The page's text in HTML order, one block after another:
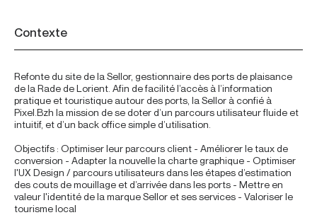
Contexte
Refonte du site de la Sellor, gestionnaire des ports de plaisance
de la Rade de Lorient. Afin de facilité l’accès à l’information
pratique et touristique autour des ports, la Sellor à confié à
Pixel.Bzh la mission de se doter d’un parcours utilisateur fluide et
intuitif, et d’un back office simple d’utilisation.
Objectifs : Optimiser leur parcours client - Améliorer le taux de
conversion - Adapter la nouvelle la charte graphique - Optimiser
l'UX Design / parcours utilisateurs dans les étapes d’estimation
des couts de mouillage et d’arrivée dans les ports - Mettre en
valeur l'identité de la marque Sellor et ses services - Valoriser le
tourisme local